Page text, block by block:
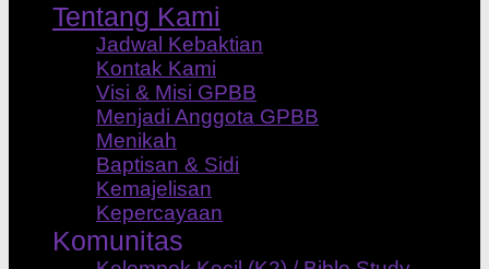
Tentang Kami
Jadwal Kebaktian
Kontak Kami
Visi & Misi GPBB
Menjadi Anggota GPBB
Menikah
Baptisan & Sidi
Kemajelisan
Kepercayaan
Komunitas